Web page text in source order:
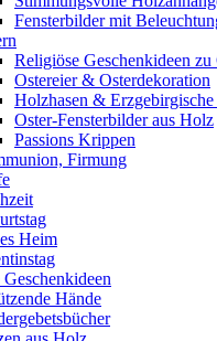
Fensterbilder mit
Religiöse Geschenkideen zu
Ostereier & Osterdekoration
Holzhasen &
Oster-Fensterbilder aus Holz
Passions Krippen
Firmung
Heim
Hände